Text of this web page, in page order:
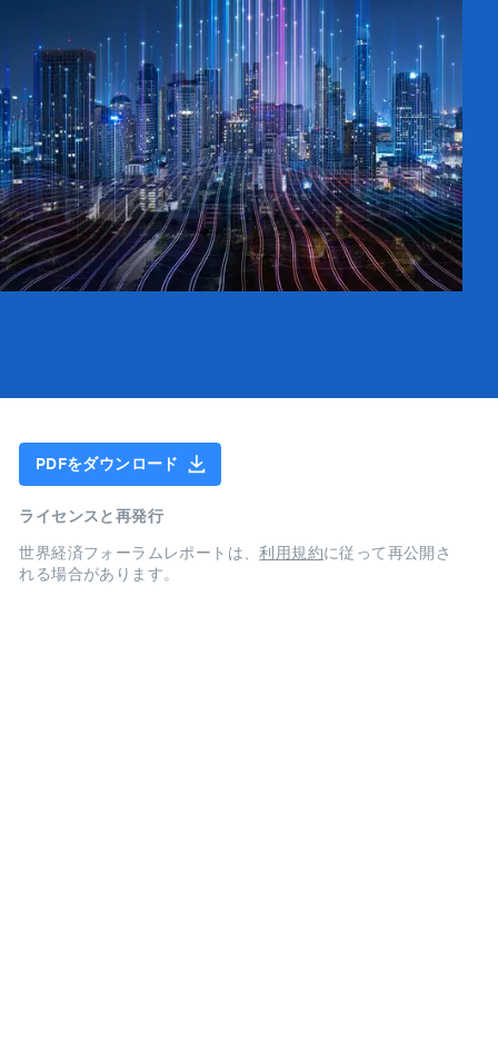
PDFをダウンロード
ライセンスと再発行
世界経済フォーラムレポートは、利用規約に従って再公開さ
れる場合があります。